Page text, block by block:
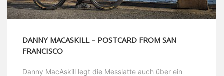
DANNY MACASKILL – POSTCARD FROM SAN
FRANCISCO
Danny MacAskill legt die Messlatte auch über ein